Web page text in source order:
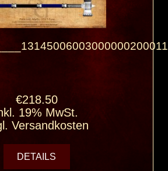
€218.50
19% MwSt.
Versandkosten
DETAILS